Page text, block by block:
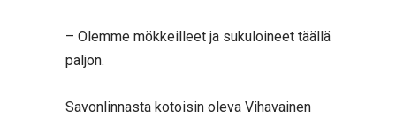
– Olemme mökkeilleet ja sukuloineet täällä
paljon.
Savonlinnasta kotoisin oleva Vihavainen